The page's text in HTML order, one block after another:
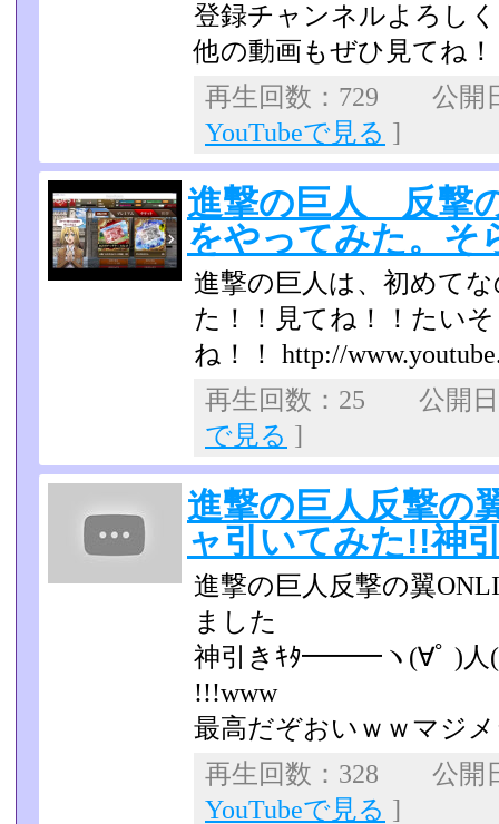
登録チャンネルよろし
他の動画もぜひ見てね
再生回数：729 公開
YouTubeで見る ]
進撃の巨人 反
をやってみた。
進撃の巨人は、初めて
た！！見てね！！たい
ね！！ http://
再生回数：25 公開
で見る ]
進撃の巨人反撃の
ャ引いてみた!!神
進撃の巨人反撃の翼
ました
神引きｷﾀ━━━ヽ(∀ﾟ )
!!!www
最高だぞおいｗｗマジ
再生回数：328 公開
YouTubeで見る ]